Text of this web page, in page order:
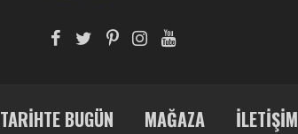
TARIHTE BUGÜN MAĞAZA İLETIŞIM